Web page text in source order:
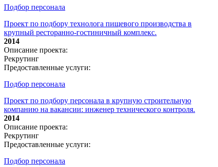
Подбор персонала
Проект по подбору технолога пищевого производства в
крупный ресторанно-гостиничный комплекс.
2014
Описание проекта:
Рекрутинг
Предоставленные услуги:
Подбор персонала
Проект по подбору персонала в крупную строительную
компанию на вакансии: инженер технического контроля.
2014
Описание проекта:
Рекрутинг
Предоставленные услуги:
Подбор персонала